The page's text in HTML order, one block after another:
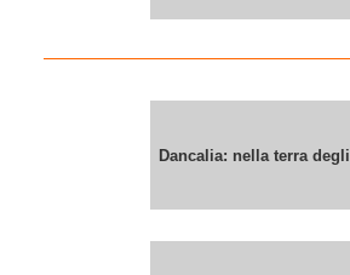
Dancalia: nella terra